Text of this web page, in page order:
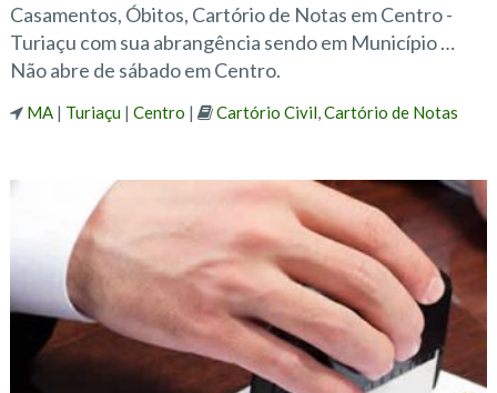
Casamentos, Óbitos, Cartório de Notas em Centro -
Turiaçu com sua abrangência sendo em Município …
Não abre de sábado em Centro.
MA| Turiaçu| Centro | Cartório Civil,Cartório de Notas